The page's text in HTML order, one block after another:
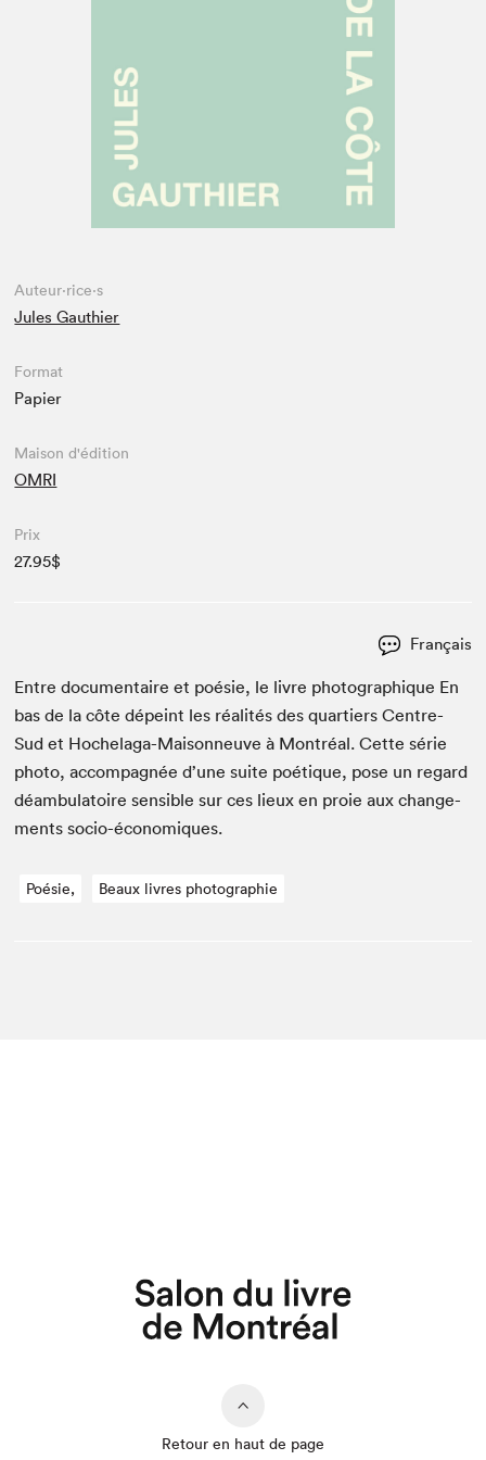
Auteur·rice·s
Jules Gauthier
Format
Papier
Maison d'édition
OMRI
Prix
27.95$
Français
Entre doc­u­men­taire et poésie, le livre pho­tographique En
bas de la côte dépeint les réal­ités des quartiers Cen­tre-
Sud et Hochela­ga-Maison­neuve à Mon­tréal. Cette série
pho­to, accom­pa­g­née d’une suite poé­tique, pose un regard
déam­bu­la­toire sen­si­ble sur ces lieux en proie aux change­
ments socio-économiques.
Poésie, Beaux livres photographie
Retour en haut de page